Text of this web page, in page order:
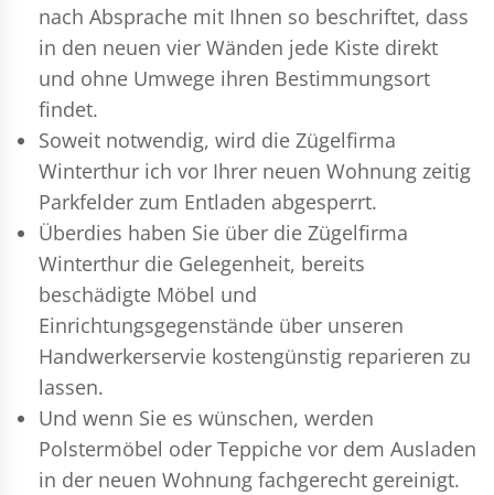
nach Absprache mit Ihnen so beschriftet, dass
in den neuen vier Wänden jede Kiste direkt
und ohne Umwege ihren Bestimmungsort
findet.
Soweit notwendig, wird die Zügelfirma
Winterthur ich vor Ihrer neuen Wohnung zeitig
Parkfelder zum Entladen abgesperrt.
Überdies haben Sie über die Zügelfirma
Winterthur die Gelegenheit, bereits
beschädigte Möbel und
Einrichtungsgegenstände über unseren
Handwerkerservie kostengünstig reparieren zu
lassen.
Und wenn Sie es wünschen, werden
Polstermöbel oder Teppiche vor dem Ausladen
in der neuen Wohnung fachgerecht gereinigt.